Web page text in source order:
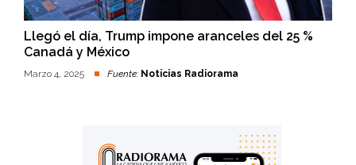
Llegó el día, Trump impone aranceles del 25 %
Canadá y México
Marzo 4, 2025 Fuente: Noticias Radiorama